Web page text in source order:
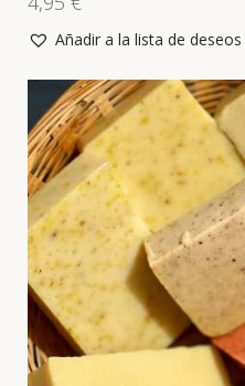
Añadir a la lista de deseos